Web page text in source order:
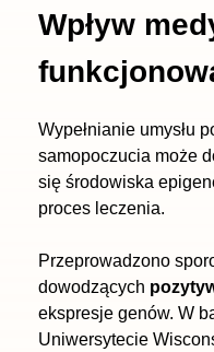
Wpływ
Wypełnianie umysłu
samopoczucia może
się środowiska
proces leczenia.
Przeprowadzono
dowodzących
ekspresje genów. W
Uniwersytecie